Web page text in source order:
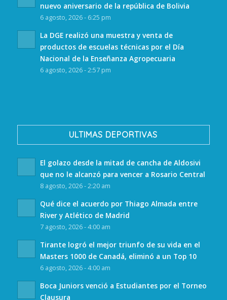
nuevo aniversario de la república de Bolivia
6 agosto, 2026 - 6:25 pm
La DGE realizó una muestra y venta de
productos de escuelas técnicas por el Día
Nacional de la Enseñanza Agropecuaria
6 agosto, 2026 - 2:57 pm
ULTIMAS DEPORTIVAS
El golazo desde la mitad de cancha de Aldosivi
que no le alcanzó para vencer a Rosario Central
8 agosto, 2026 - 2:20 am
Qué dice el acuerdo por Thiago Almada entre
River y Atlético de Madrid
7 agosto, 2026 - 4:00 am
Tirante logró el mejor triunfo de su vida en el
Masters 1000 de Canadá, eliminó a un Top 10
6 agosto, 2026 - 4:00 am
Boca Juniors venció a Estudiantes por el Torneo
Clausura